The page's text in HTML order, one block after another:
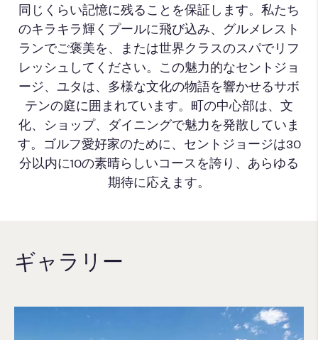
同じくらい記憶に残ることを保証します。私たち
のキラキラ輝くプールに飛び込み、グルメレスト
ランでご褒美を、または世界クラスのスパでリフ
レッシュしてください。この魅力的なセントジョ
ージ、ユタは、多様な文化の物語を響かせるサボ
テンの庭に囲まれています。町の中心部は、文
化、ショップ、ダイニングで魅力を発散していま
す。ゴルフ愛好家のために、セントジョージは30
分以内に10の素晴らしいコースを誇り、あらゆる
期待に応えます。
ギャラリー